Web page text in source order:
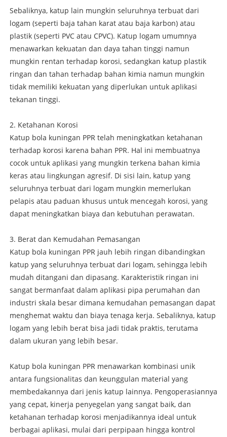
Sebaliknya, katup lain mungkin seluruhnya terbuat dari
logam (seperti baja tahan karat atau baja karbon) atau
plastik (seperti PVC atau CPVC). Katup logam umumnya
menawarkan kekuatan dan daya tahan tinggi namun
mungkin rentan terhadap korosi, sedangkan katup plastik
ringan dan tahan terhadap bahan kimia namun mungkin
tidak memiliki kekuatan yang diperlukan untuk aplikasi
tekanan tinggi.
2. Ketahanan Korosi
Katup bola kuningan PPR telah meningkatkan ketahanan
terhadap korosi karena bahan PPR. Hal ini membuatnya
cocok untuk aplikasi yang mungkin terkena bahan kimia
keras atau lingkungan agresif. Di sisi lain, katup yang
seluruhnya terbuat dari logam mungkin memerlukan
pelapis atau paduan khusus untuk mencegah korosi, yang
dapat meningkatkan biaya dan kebutuhan perawatan.
3. Berat dan Kemudahan Pemasangan
Katup bola kuningan PPR jauh lebih ringan dibandingkan
katup yang seluruhnya terbuat dari logam, sehingga lebih
mudah ditangani dan dipasang. Karakteristik ringan ini
sangat bermanfaat dalam aplikasi pipa perumahan dan
industri skala besar dimana kemudahan pemasangan dapat
menghemat waktu dan biaya tenaga kerja. Sebaliknya, katup
logam yang lebih berat bisa jadi tidak praktis, terutama
dalam ukuran yang lebih besar.
Katup bola kuningan PPR menawarkan kombinasi unik
antara fungsionalitas dan keunggulan material yang
membedakannya dari jenis katup lainnya. Pengoperasiannya
yang cepat, kinerja penyegelan yang sangat baik, dan
ketahanan terhadap korosi menjadikannya ideal untuk
berbagai aplikasi, mulai dari perpipaan hingga kontrol